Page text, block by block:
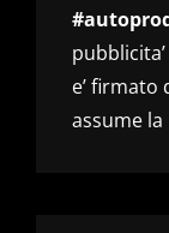
e’ firmato
assume la